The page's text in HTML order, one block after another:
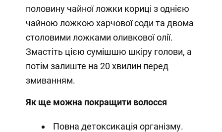
половину чайної ложки кориці з однією
чайною ложкою харчової соди та двома
столовими ложками оливкової олії.
Змастіть цією сумішшю шкіру голови, а
потім залиште на 20 хвилин перед
змиванням.
Як ще можна покращити волосся
Повна детоксикація організму.